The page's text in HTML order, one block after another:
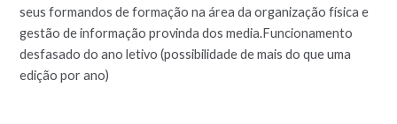
seus formandos de formação na área da organização física e
gestão de informação provinda dos media.Funcionamento
desfasado do ano letivo (possibilidade de mais do que uma
edição por ano)